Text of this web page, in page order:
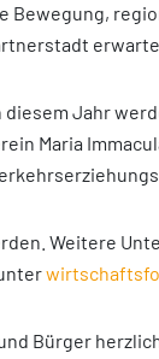
Jahr
Maria
Weitere
Bürger